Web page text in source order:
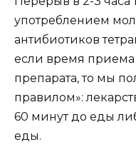
употреблением
антибиотиков
если время приема
препарата, то мы
правилом»:
60 минут до еды
еды.